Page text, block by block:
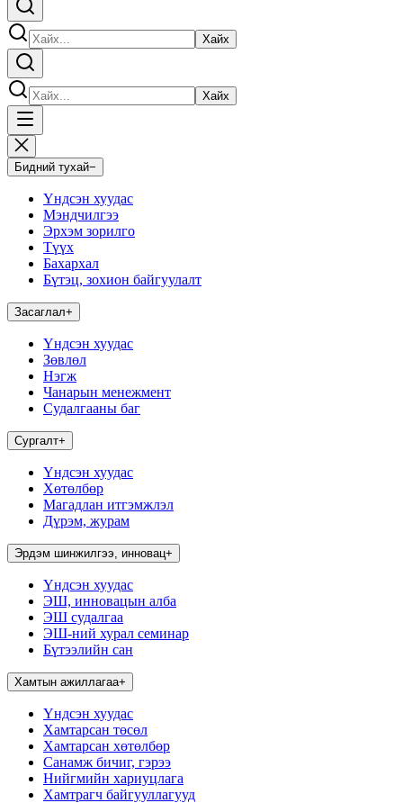
Хайх
Хайх
Бидний тухай−
Үндсэн хуудас
Мэндчилгээ
Эрхэм зорилго
Түүх
Бахархал
Бүтэц, зохион байгуулалт
Засаглал+
Үндсэн хуудас
Зөвлөл
Нэгж
Чанарын менежмент
Судалгааны баг
Сургалт+
Үндсэн хуудас
Хөтөлбөр
Магадлан итгэмжлэл
Дүрэм, журам
Эрдэм шинжилгээ, инновац+
Үндсэн хуудас
ЭШ, инновацын алба
ЭШ судалгаа
ЭШ-ний хурал семинар
Бүтээлийн сан
Хамтын ажиллагаа+
Үндсэн хуудас
Хамтарсан төсөл
Хамтарсан хөтөлбөр
Санамж бичиг, гэрээ
Нийгмийн хариуцлага
Хамтрагч байгууллагууд